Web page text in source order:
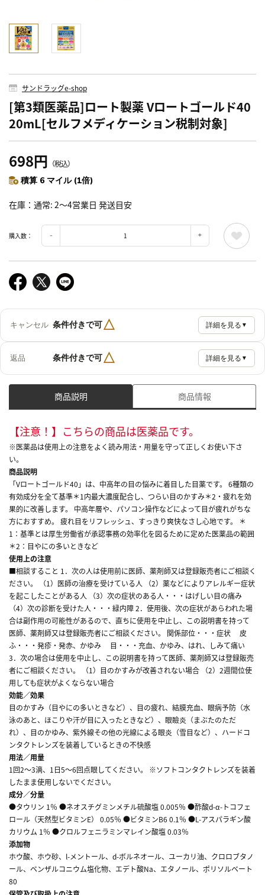
サンドラッグe-shop
[第3類医薬品]ロート製薬 Vロートゴールド40
20mL[セルフメディケーション税制対象]
698円 （税込）
積算 6 マイル (1倍)
在庫 通常: 2～4営業日 発送目安
購入数：
キャンセル 条件付きで可△ 詳細を見る ▼
返品 条件付きで可△ 詳細を見る ▼
商品説明 商品情報
【注意！】こちらの商品は医薬品です。
※医薬品は使用上の注意をよく読み用法・用量を守って正しくお使い下さ
い。
商品説明
「Vロートゴールド40」は、中高年の目の悩みに着目した目薬です。 6種類の
有効成分を全て基準＊1内最大濃度配合し、つらい目のかすみ＊2・疲れを効
果的に改善します。 中高年層や、パソコン操作などによって目が疲れがちな
方におすすめ。 疲れ目をリフレッシュ、すっきり爽快なさし心地です。 ＊
1：基準とは厚生労働省が承認事務の効率化を図るために定めた医薬品の範囲
＊2：目やにの多いときなど
使用上の注意
■相談すること 1．次の人は使用前に医師、薬剤師又は登録販売者にご相談く
ださい。 （1）医師の治療を受けている人 （2）薬などによりアレルギー症状
を起こしたことがある人 （3）次の症状のある人・・・はげしい目の痛み
（4）次の診断を受けた人・・・緑内障 2．使用後、次の症状があらわれた場
合は副作用の可能性があるので、直ちに使用を中止し、この説明書を持って
医師、薬剤師又は登録販売者にご相談ください。 関係部位・・・症状 皮
ふ・・・発疹・発赤、かゆみ 目・・・充血、かゆみ、はれ、しみて痛い
3．次の場合は使用を中止し、この説明書を持って医師、薬剤師又は登録販売
者にご相談ください。 （1）目のかすみが改善されない場合 （2）2週間位使
用しても症状がよくならない場合
効能／効果
目のかすみ（目やにの多いときなど）、目の疲れ、結膜充血、眼病予防（水
泳のあと、ほこりや汗が目に入ったときなど）、眼瞼炎（まぶたのただ
れ）、目のかゆみ、紫外線その他の光線による眼炎（雪目など）、ハードコ
ンタクトレンズを装着しているときの不快感
用法／用量
1回2～3滴、1日5～6回点眼してください。 ※ソフトコンタクトレンズを装着
したまま使用しないでください。
成分／分量
●タウリン 1％ ●ネオスチグミンメチル硫酸塩 0.005％ ●酢酸d-α-トコフェ
ロール（天然型ビタミンE） 0.05％ ●ビタミンB6 0.1％ ●L-アスパラギン酸
カリウム 1％ ●クロルフェニラミンマレイン酸塩 0.03％
添加物
ホウ酸、ホウ砂、l-メントール、d-ボルネオール、ユーカリ油、クロロブタノ
ール、ベンザルコニウム塩化物、エデト酸Na、エタノール、ポリソルベート
80